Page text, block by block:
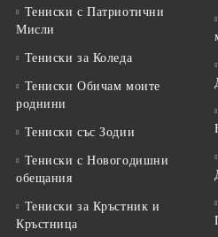
Тениски с Патриотични
Мисли
Тениски за Коледа
Тениски Обичам моите
роднини
Тениски със Зодии
Тениски с Новогодишни
обещания
Тениски за Кръстник и
Кръстница